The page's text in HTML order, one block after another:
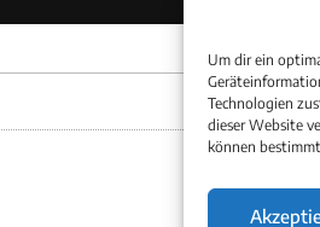
Um dir ein
Technologien
dieser Website
können